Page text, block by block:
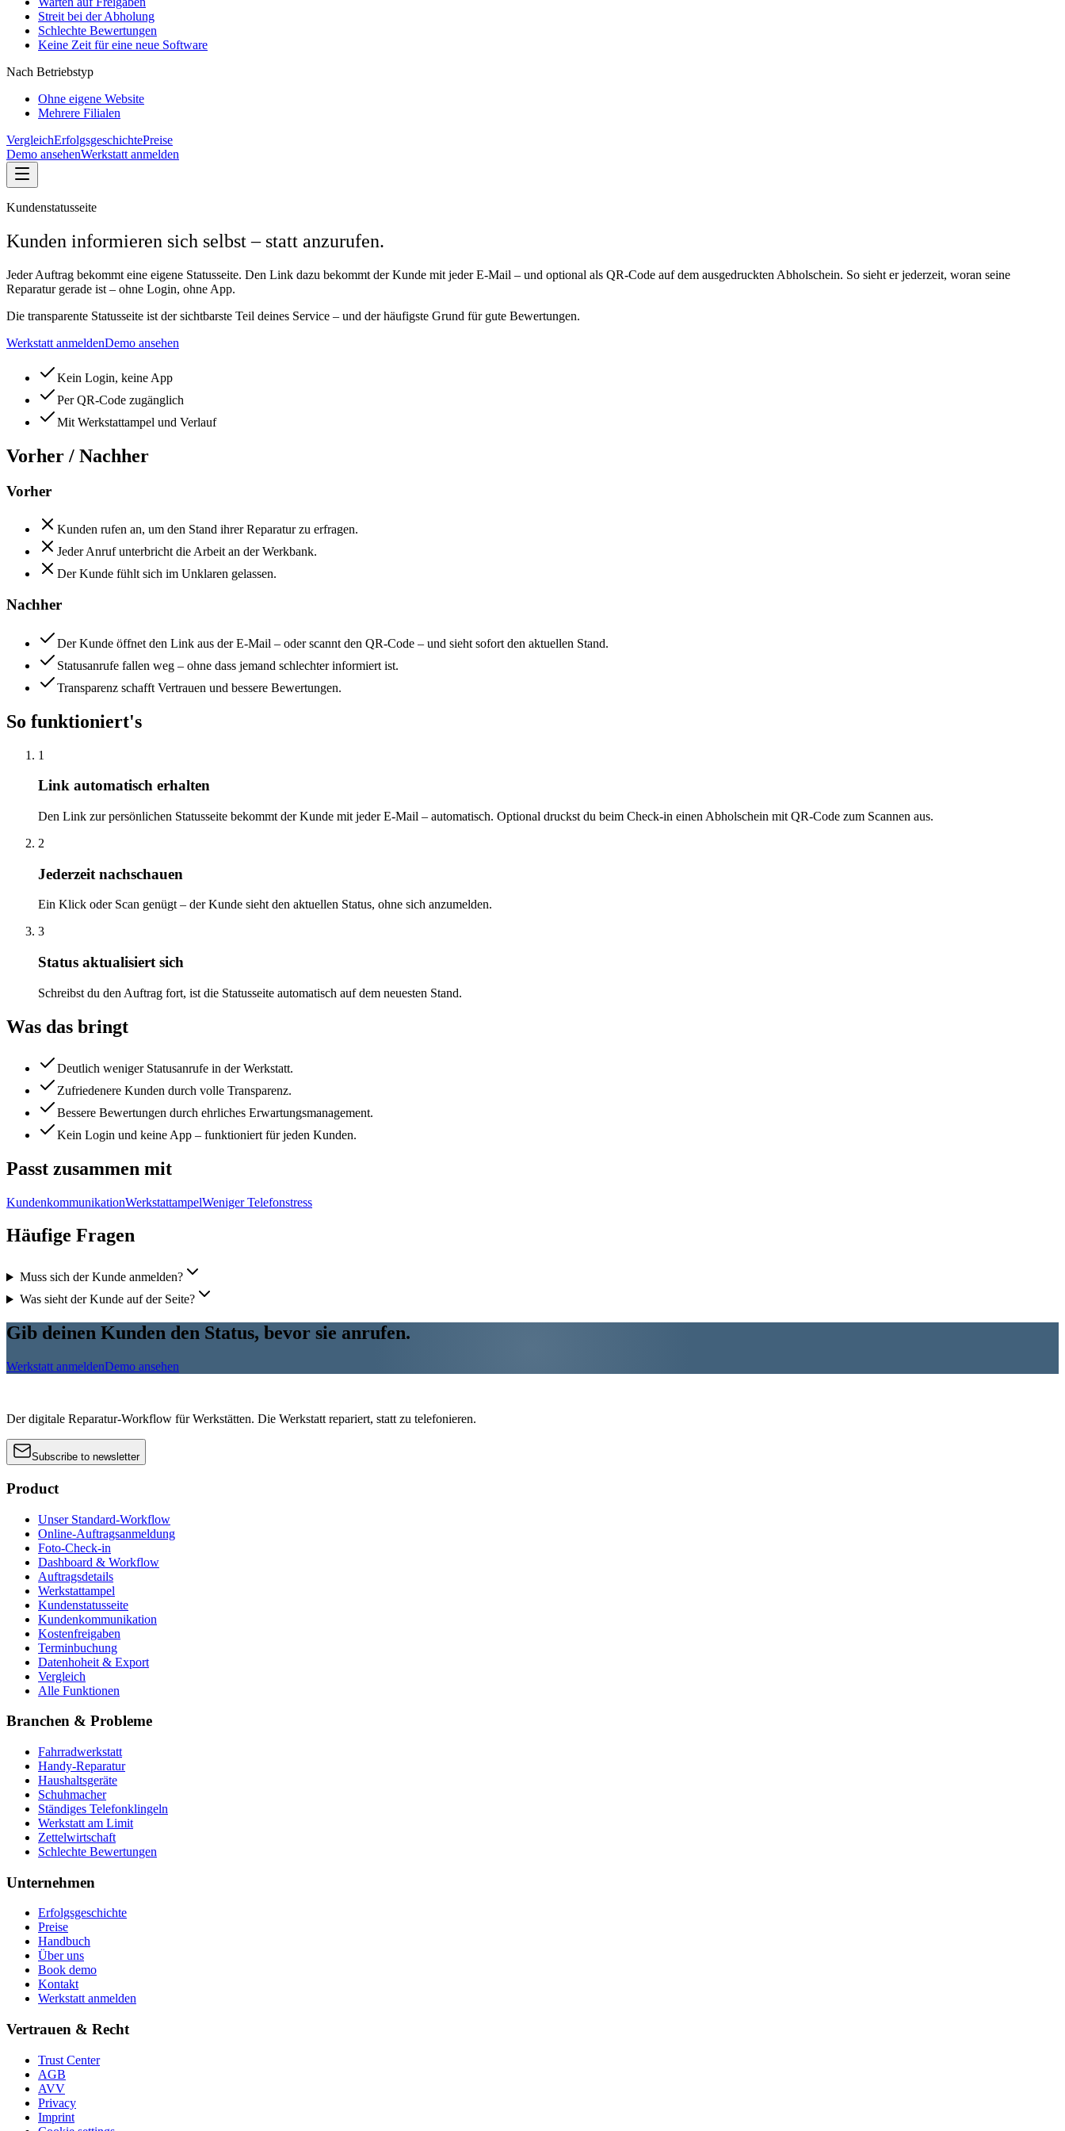
Streit bei der Abholung
Schlechte Bewertungen
Keine Zeit für eine neue Software
Nach Betriebstyp
Ohne eigene Website
Mehrere Filialen
VergleichErfolgsgeschichtePreise
Demo ansehenWerkstatt anmelden
Kundenstatusseite
Kunden informieren sich selbst – statt anzurufen.
Jeder Auftrag bekommt eine eigene Statusseite. Den Link dazu bekommt der Kunde mit jeder E-Mail – und optional als QR-Code auf dem ausgedruckten Abholschein. So sieht er jederzeit, woran seine
Reparatur gerade ist – ohne Login, ohne App.
Die transparente Statusseite ist der sichtbarste Teil deines Service – und der häufigste Grund für gute Bewertungen.
Werkstatt anmeldenDemo ansehen
Kein Login, keine App
Per QR-Code zugänglich
Mit Werkstattampel und Verlauf
Vorher / Nachher
Vorher
Kunden rufen an, um den Stand ihrer Reparatur zu erfragen.
Jeder Anruf unterbricht die Arbeit an der Werkbank.
Der Kunde fühlt sich im Unklaren gelassen.
Nachher
Der Kunde öffnet den Link aus der E-Mail – oder scannt den QR-Code – und sieht sofort den aktuellen Stand.
Statusanrufe fallen weg – ohne dass jemand schlechter informiert ist.
Transparenz schafft Vertrauen und bessere Bewertungen.
So funktioniert's
1
Link automatisch erhalten
Den Link zur persönlichen Statusseite bekommt der Kunde mit jeder E-Mail – automatisch. Optional druckst du beim Check-in einen Abholschein mit QR-Code zum Scannen aus.
2
Jederzeit nachschauen
Ein Klick oder Scan genügt – der Kunde sieht den aktuellen Status, ohne sich anzumelden.
3
Status aktualisiert sich
Schreibst du den Auftrag fort, ist die Statusseite automatisch auf dem neuesten Stand.
Was das bringt
Deutlich weniger Statusanrufe in der Werkstatt.
Zufriedenere Kunden durch volle Transparenz.
Bessere Bewertungen durch ehrliches Erwartungsmanagement.
Kein Login und keine App – funktioniert für jeden Kunden.
Passt zusammen mit
KundenkommunikationWerkstattampelWeniger Telefonstress
Häufige Fragen
Muss sich der Kunde anmelden?
Was sieht der Kunde auf der Seite?
Gib deinen Kunden den Status, bevor sie anrufen.
Werkstatt anmeldenDemo ansehen
Der digitale Reparatur-Workflow für Werkstätten. Die Werkstatt repariert, statt zu telefonieren.
Subscribe to newsletter
Product
Unser Standard-Workflow
Online-Auftragsanmeldung
Foto-Check-in
Dashboard & Workflow
Auftragsdetails
Werkstattampel
Kundenstatusseite
Kundenkommunikation
Kostenfreigaben
Terminbuchung
Datenhoheit & Export
Vergleich
Alle Funktionen
Branchen & Probleme
Fahrradwerkstatt
Handy-Reparatur
Haushaltsgeräte
Schuhmacher
Ständiges Telefonklingeln
Werkstatt am Limit
Zettelwirtschaft
Schlechte Bewertungen
Unternehmen
Erfolgsgeschichte
Preise
Handbuch
Über uns
Book demo
Kontakt
Werkstatt anmelden
Vertrauen & Recht
Trust Center
AGB
AVV
Privacy
Imprint